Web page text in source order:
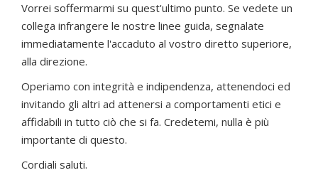
Vorrei soffermarmi su quest'ultimo punto. Se vedete un
collega infrangere le nostre linee guida, segnalate
immediatamente l'accaduto al vostro diretto superiore,
alla direzione.
Operiamo con integrità e indipendenza, attenendoci ed
invitando gli altri ad attenersi a comportamenti etici e
affidabili in tutto ciò che si fa. Credetemi, nulla è più
importante di questo.
Cordiali saluti.